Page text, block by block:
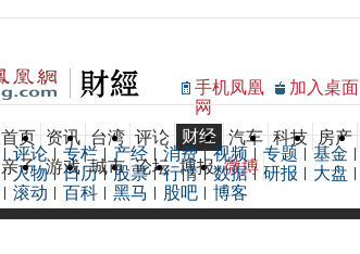
手机凤凰
网
加入桌面
首页 资讯 台湾 评论 财经 汽车 科技 房产
亲子 游戏 城市 论坛 博报 微博
评论 专栏 产经 消费 视频 专题 基金
人物 日历 股票 行情 数据 研报 大盘
滚动 百科 黑马 股吧 博客